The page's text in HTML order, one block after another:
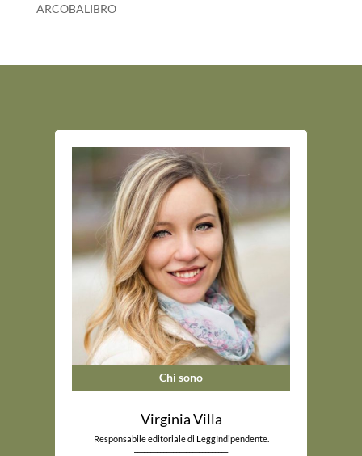
ARCOBALIBRO
Chi sono
Virginia Villa
Responsabile editoriale di LeggIndipendente.
_____________________________